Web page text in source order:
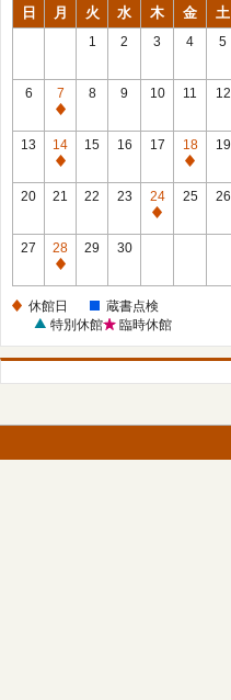
日 月 火 水 木 金 土
1 2 3 4 5
6
7
休
館
日
8 9 10 11 12
13
14
休
館
15 16 17
18
休
館
19
20 21 22 23
24
休
25 26
27
28
休
日
29 30
休館日
蔵書点検
特別休館
臨時休館